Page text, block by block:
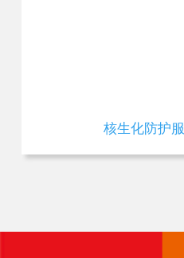
核生化防护服